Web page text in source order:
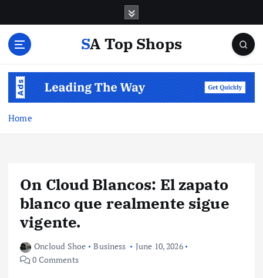
SA Top Shops
Home
On Cloud Blancos: El zapato
blanco que realmente sigue
vigente.
Oncloud Shoe Business
June 10, 2026
0 Comments